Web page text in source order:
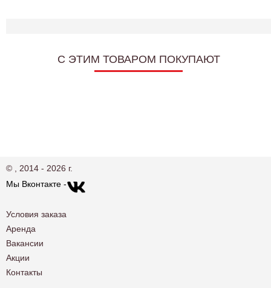
C ЭТИМ ТОВАРОМ ПОКУПАЮТ
© , 2014 - 2026 г.
Мы Вконтакте -
Условия заказа
Аренда
Вакансии
Акции
Контакты